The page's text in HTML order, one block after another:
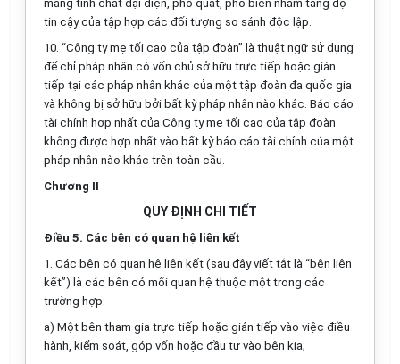
mang tính chất đại diện, phổ quát, phổ biến nhằm tăng độ
tin cậy của tập hợp các đối tượng so sánh độc lập.
10. “Công ty mẹ tối cao của tập đoàn” là thuật ngữ sử dụng
để chỉ pháp nhân có vốn chủ sở hữu trực tiếp hoặc gián
tiếp tại các pháp nhân khác của một tập đoàn đa quốc gia
và không bị sở hữu bởi bất kỳ pháp nhân nào khác. Báo cáo
tài chính hợp nhất của Công ty mẹ tối cao của tập đoàn
không được hợp nhất vào bất kỳ báo cáo tài chính của một
pháp nhân nào khác trên toàn cầu.
Chương II
QUY ĐỊNH CHI TIẾT
Điều 5. Các bên có quan hệ liên kết
1. Các bên có quan hệ liên kết (sau đây viết tắt là “bên liên
kết”) là các bên có mối quan hệ thuộc một trong các
trường hợp:
a) Một bên tham gia trực tiếp hoặc gián tiếp vào việc điều
hành, kiểm soát, góp vốn hoặc đầu tư vào bên kia;